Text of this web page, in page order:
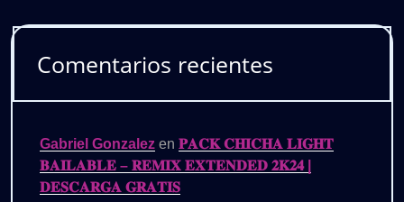
Comentarios recientes
Gabriel Gonzalez en 𝐏𝐀𝐂𝐊 𝐂𝐇𝐈𝐂𝐇𝐀 𝐋𝐈𝐆𝐇𝐓
𝐁𝐀𝐈𝐋𝐀𝐁𝐋𝐄 – 𝐑𝐄𝐌𝐈𝐗 𝐄𝐗𝐓𝐄𝐍𝐃𝐄𝐃 𝟐𝐊𝟐𝟒 |
𝐃𝐄𝐒𝐂𝐀𝐑𝐆𝐀 𝐆𝐑𝐀𝐓𝐈𝐒